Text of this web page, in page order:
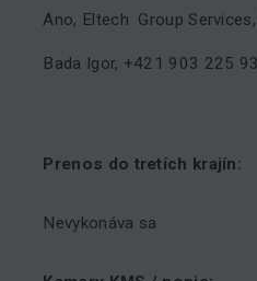
Ano, Eltech Group
Bada Igor, +421 903 225
Prenos do tretích krajín:
Nevykonáva sa